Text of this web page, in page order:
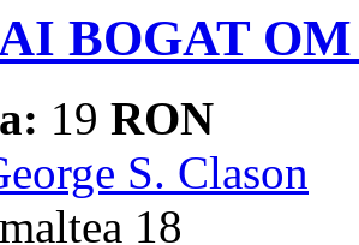
BOGAT
19 RON
S. Clason
18